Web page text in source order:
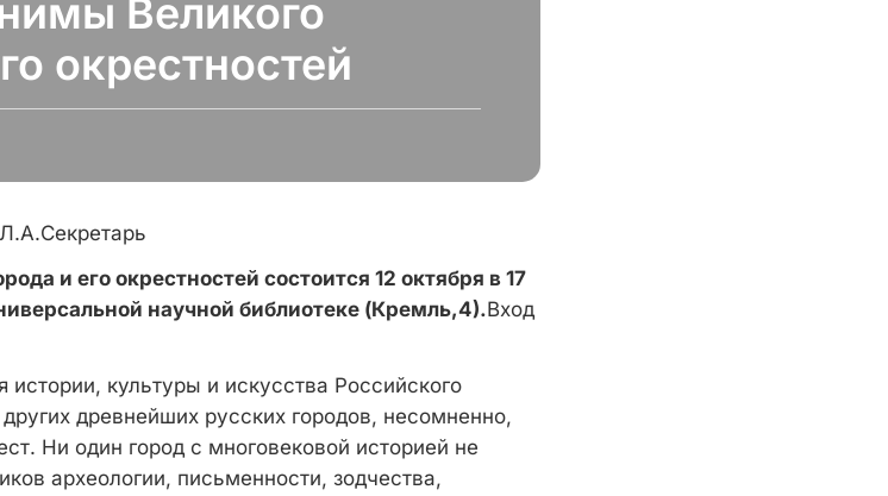
Великого
окрестностей
и его окрестностей состоится 12 октября в 17
научной библиотеке (Кремль,4).Вход
культуры и искусства Российского
древнейших русских городов, несомненно,
Ни один город с многовековой историей не
археологии, письменности, зодчества,